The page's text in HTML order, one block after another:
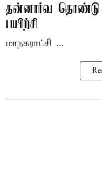
தன்னார்வ தொண்டு
பயிற்சி
மாநகராட்சி ...